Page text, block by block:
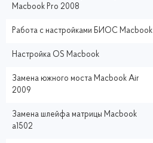
Macbook Pro 2008
Работа с настройками БИОС Macbook
Настройка ОS Macbook
Замена южного моста Macbook Air
2009
Замена шлейфа матрицы Macbook
a1502